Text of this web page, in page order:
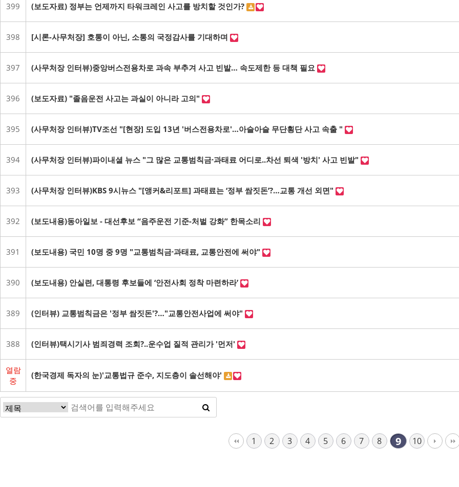
399 (보도자료) 정부는 언제까지 타워크레인 사고를 방치할 것인가?
398 [시론-사무처장] 호통이 아닌, 소통의 국정감사를 기대하며
397 (사무처장 인터뷰)중앙버스전용차로 과속 부추겨 사고 빈발… 속도제한 등 대책 필요
396 (보도자료) "졸음운전 사고는 과실이 아니라 고의"
395 (사무처장 인터뷰)TV조선 "[현장] 도입 13년 '버스전용차로'…아슬아슬 무단횡단 사고 속출 "
394 (사무처장 인터뷰)파이내셜 뉴스 "그 많은 교통범칙금·과태료 어디로..차선 퇴색 '방치' 사고 빈발"
393 (사무처장 인터뷰)KBS 9시뉴스 "[앵커&리포트] 과태료는 ‘정부 쌈짓돈’?…교통 개선 외면"
392 (보도내용)동아일보 - 대선후보 “음주운전 기준-처벌 강화” 한목소리
391 (보도내용) 국민 10명 중 9명 "교통범칙금·과태료, 교통안전에 써야"
390 (보도내용) 안실련, 대통령 후보들에 ‘안전사회 정착 마련하라’
389 (인터뷰) 교통범칙금은 '정부 쌈짓돈'?…"교통안전사업에 써야"
388 (인터뷰)택시기사 범죄경력 조회?..운수업 질적 관리가 '먼저'
열람
중
(한국경제 독자의 눈)'교통법규 준수, 지도층이 솔선해야'
1 2 3 4 5 6 7 8 9 10